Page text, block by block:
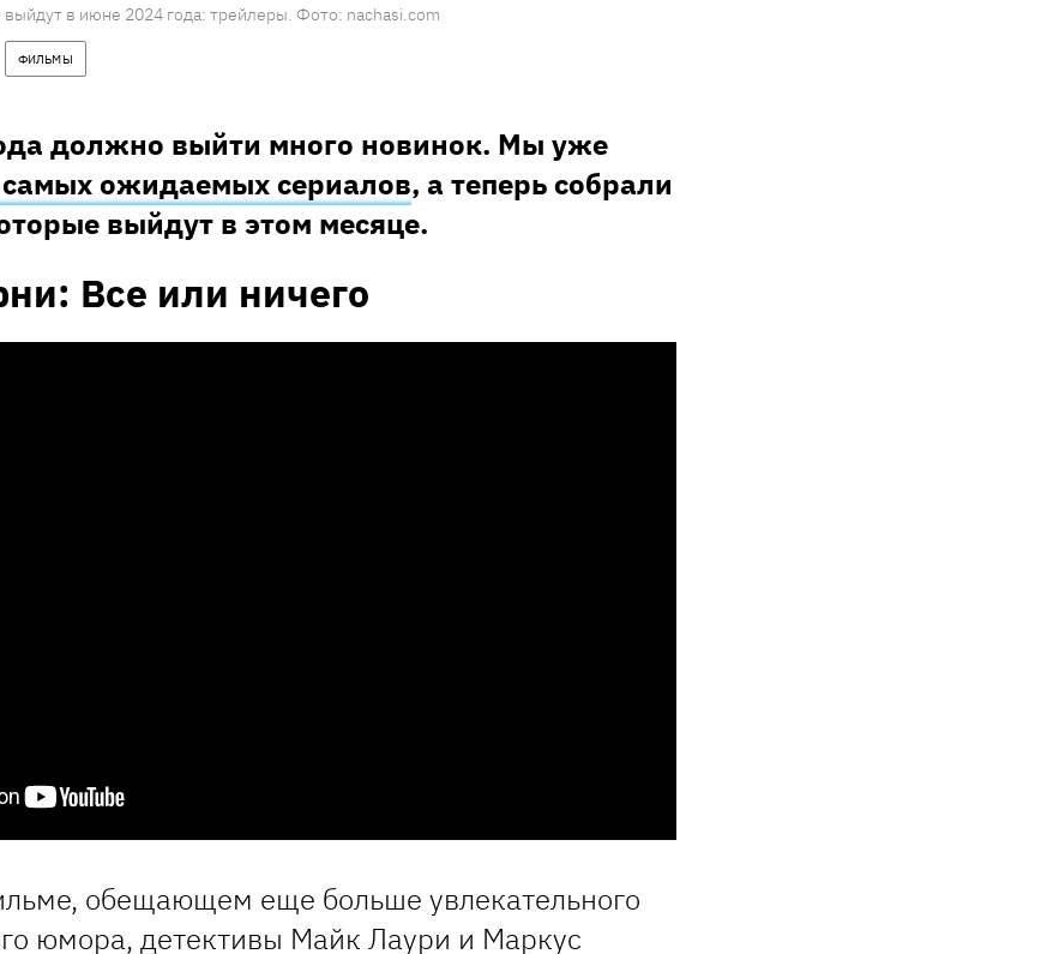
в июне 2024 года: трейлеры. Фото: nachasi.com
ФИЛЬМЫ
должно выйти много новинок. Мы уже
самых ожидаемых сериалов, а теперь собрали
выйдут в этом месяце.
Все или ничего
обещающем еще больше увлекательного
юмора, детективы Майк Лаури и Маркус